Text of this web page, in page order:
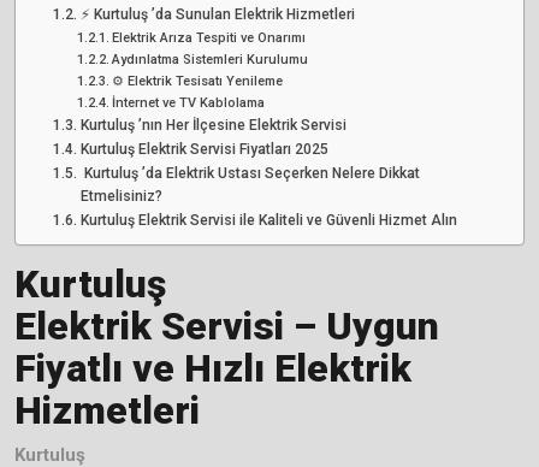
⚡ Kurtuluş ’da Sunulan Elektrik Hizmetleri
Elektrik Arıza Tespiti ve Onarımı
Aydınlatma Sistemleri Kurulumu
⚙️ Elektrik Tesisatı Yenileme
İnternet ve TV Kablolama
Kurtuluş ’nın Her İlçesine Elektrik Servisi
Kurtuluş Elektrik Servisi Fiyatları 2025
️ Kurtuluş ’da Elektrik Ustası Seçerken Nelere Dikkat
Etmelisiniz?
Kurtuluş Elektrik Servisi ile Kaliteli ve Güvenli Hizmet Alın
Kurtuluş
Elektrik Servisi – Uygun
Fiyatlı ve Hızlı Elektrik
Hizmetleri
Kurtuluş